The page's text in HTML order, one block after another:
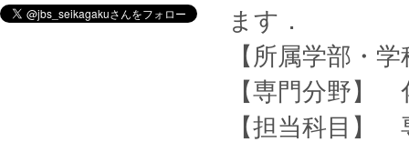
ます．
【所属学部・
【専門分野】
【担当科目】